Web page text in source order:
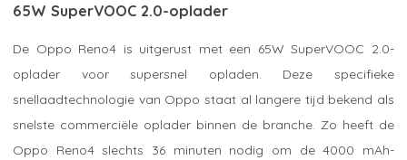
65W SuperVOOC 2.0-oplader
De Oppo Reno4 is uitgerust met een 65W SuperVOOC 2.0-
oplader voor supersnel opladen. Deze specifieke
snellaadtechnologie van Oppo staat al langere tijd bekend als
snelste commerciële oplader binnen de branche. Zo heeft de
Oppo Reno4 slechts 36 minuten nodig om de 4000 mAh-